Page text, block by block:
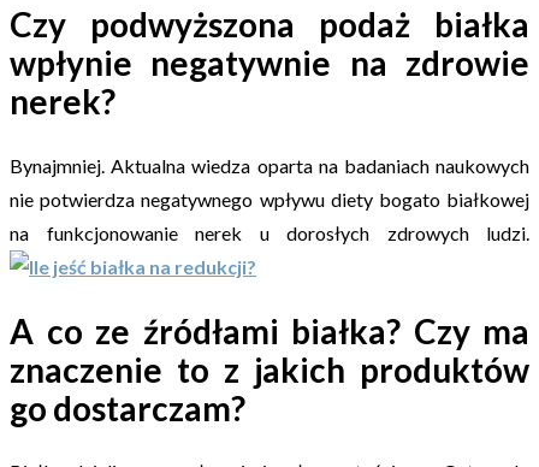
Czy podwyższona podaż białka
wpłynie negatywnie na zdrowie
nerek?
Bynajmniej. Aktualna wiedza oparta na badaniach naukowych
nie potwierdza negatywnego wpływu diety bogato białkowej
na funkcjonowanie nerek u dorosłych zdrowych ludzi.
A co ze źródłami białka? Czy ma
znaczenie to z jakich produktów
go dostarczam?